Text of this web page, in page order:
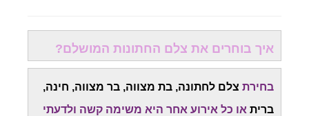
איך בוחרים את צלם החתונות המושלם?
בחירת צלם לחתונה, בת מצווה, בר מצווה, חינה,
ברית או כל אירוע אחר היא משימה קשה ולדעתי